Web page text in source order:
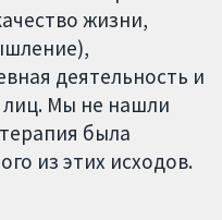
жизни,
деятельность и
лиц. Мы не нашли
была
из этих исходов.